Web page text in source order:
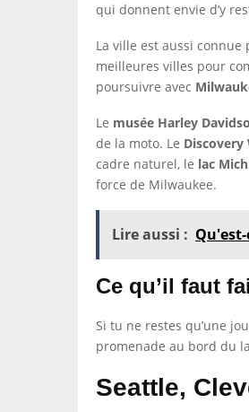
qui donnent envie d’y
La ville est aussi connue
meilleures villes pour
poursuivre avec
Le musée Harley
de la moto. Le Discovery
cadre naturel, le lac
force de Milwaukee.
Lire aussi :
Ce qu’il faut
Si tu ne restes qu’une
promenade au bord du
Seattle,